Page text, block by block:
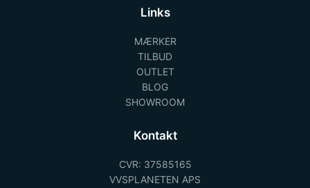
Links
MÆRKER
TILBUD
OUTLET
BLOG
SHOWROOM
Kontakt
CVR: 37585165
VVSPLANETEN APS